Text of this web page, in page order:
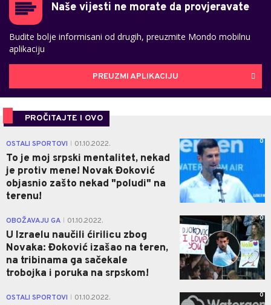
Naše vijesti ne morate da provjeravate
Budite bolje informisani od drugih, preuzmite Mondo mobilnu
aplikaciju
PREUZMI APLIKACIJU
PROČITAJTE I OVO
OSTALI SPORTOVI 01.10.2022.
To je moj srpski mentalitet, nekad
je protiv mene! Novak Đoković
objasnio zašto nekad "poludi" na
terenu!
0
OBOŽAVAJU GA 01.10.2022.
U Izraelu naučili ćirilicu zbog
Novaka: Đoković izašao na teren,
na tribinama ga sačekale
trobojka i poruka na srpskom!
0
OSTALI SPORTOVI 01.10.2022. 0